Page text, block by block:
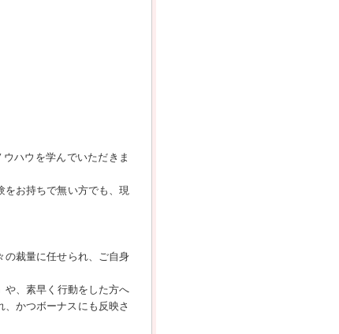
ハウを学んでいただきま
をお持ちで無い方でも、現
の裁量に任せられ、ご自身
や、素早く行動をした方へ
かつボーナスにも反映さ